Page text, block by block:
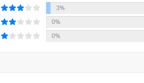
3%
0%
0%